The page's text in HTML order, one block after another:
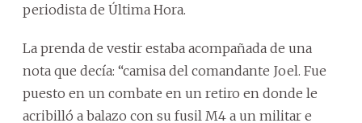
periodista de Última Hora.
La prenda de vestir estaba acompañada de una
nota que decía: “camisa del comandante Joel. Fue
puesto en un combate en un retiro en donde le
acribilló a balazo con su fusil M4 a un militar e